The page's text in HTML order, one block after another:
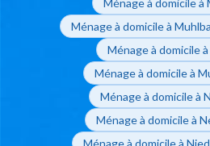
Ménage à domicile
Ménage à domicile à
Ménage à domicile
Ménage à domicile à
Ménage à domicile à
Ménage à domicile à
Ménage à domicile à